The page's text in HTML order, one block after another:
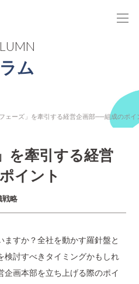
ム
フェーズ」を牽引する経営企画部──組成のポイ
を牽引する経営
イント
戦略
すか？全社を動かす羅針盤と
検討すべきタイミングかもしれ
企画本部を立ち上げる際のポイ